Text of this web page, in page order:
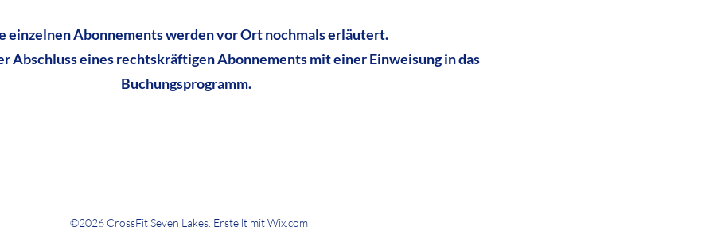
einzelnen Abonnements werden vor Ort nochmals erläutert.
Abschluss eines rechtskräftigen Abonnements mit einer Einweisung in das
Buchungsprogramm.
©2026 CrossFit Seven Lakes. Erstellt mit Wix.com